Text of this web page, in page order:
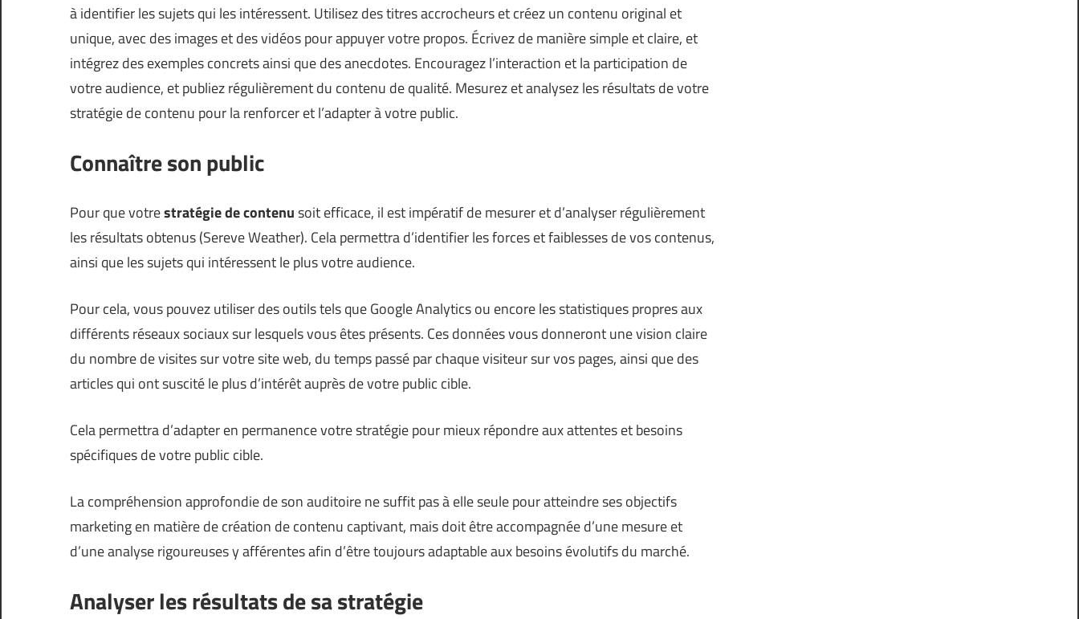
à identifier les sujets qui les intéressent. Utilisez des titres accrocheurs et créez un contenu original et
unique, avec des images et des vidéos pour appuyer votre propos. Écrivez de manière simple et claire, et
intégrez des exemples concrets ainsi que des anecdotes. Encouragez l’interaction et la participation de
votre audience, et publiez régulièrement du contenu de qualité. Mesurez et analysez les résultats de votre
stratégie de contenu pour la renforcer et l’adapter à votre public.
Connaître son public
Pour que votrestratégie de contenusoit efficace, il est impératif de mesurer et d’analyser régulièrement
les résultats obtenus (Sereve Weather). Cela permettra d’identifier les forces et faiblesses de vos contenus,
ainsi que les sujets qui intéressent le plus votre audience.
Pour cela, vous pouvez utiliser des outils tels que Google Analytics ou encore les statistiques propres aux
différents réseaux sociaux sur lesquels vous êtes présents. Ces données vous donneront une vision claire
du nombre de visites sur votre site web, du temps passé par chaque visiteur sur vos pages, ainsi que des
articles qui ont suscité le plus d’intérêt auprès de votre public cible.
Cela permettra d’adapter en permanence votre stratégie pour mieux répondre aux attentes et besoins
spécifiques de votre public cible.
La compréhension approfondie de son auditoire ne suffit pas à elle seule pour atteindre ses objectifs
marketing en matière de création de contenu captivant, mais doit être accompagnée d’une mesure et
d’une analyse rigoureuses y afférentes afin d’être toujours adaptable aux besoins évolutifs du marché.
Analyser les résultats de sa stratégie